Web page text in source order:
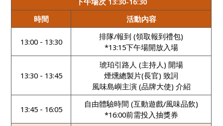
時間
活動內容
13:00 - 13:30
排隊/報到 (領取報到禮包)
*13:15下午場開放入場
13:30 - 13:45
琥珀引路人 (主持人) 開場
煙燻總製片(長官) 致詞
風味島嶼主演 (品牌大使) 介紹
13:45 - 16:05
自由體驗時間 (互動遊戲/風味品飲)
*16:00前需投入抽獎券